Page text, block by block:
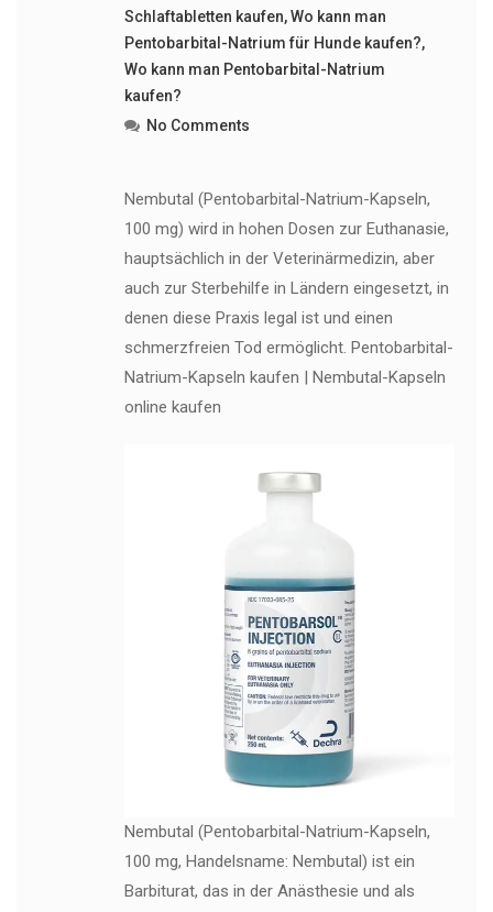
Schlaftabletten kaufen,Wo kann man
Pentobarbital-Natrium für Hunde kaufen?,
Wo kann man Pentobarbital-Natrium
kaufen?
No Comments
Nembutal (Pentobarbital-Natrium-Kapseln,
100 mg) wird in hohen Dosen zur Euthanasie,
hauptsächlich in der Veterinärmedizin, aber
auch zur Sterbehilfe in Ländern eingesetzt, in
denen diese Praxis legal ist und einen
schmerzfreien Tod ermöglicht. Pentobarbital-
Natrium-Kapseln kaufen | Nembutal-Kapseln
online kaufen
Nembutal (Pentobarbital-Natrium-Kapseln,
100 mg, Handelsname: Nembutal) ist ein
Barbiturat, das in der Anästhesie und als